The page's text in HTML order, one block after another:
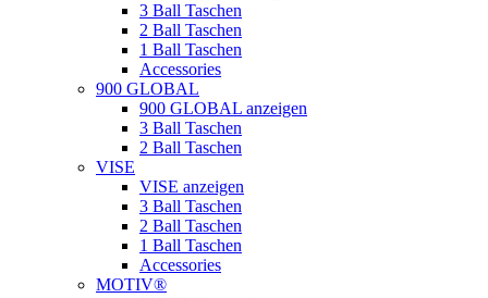
3 Ball Taschen
2 Ball Taschen
1 Ball Taschen
Accessories
900 GLOBAL
900 GLOBAL anzeigen
3 Ball Taschen
2 Ball Taschen
VISE
VISE anzeigen
3 Ball Taschen
2 Ball Taschen
1 Ball Taschen
Accessories
MOTIV®